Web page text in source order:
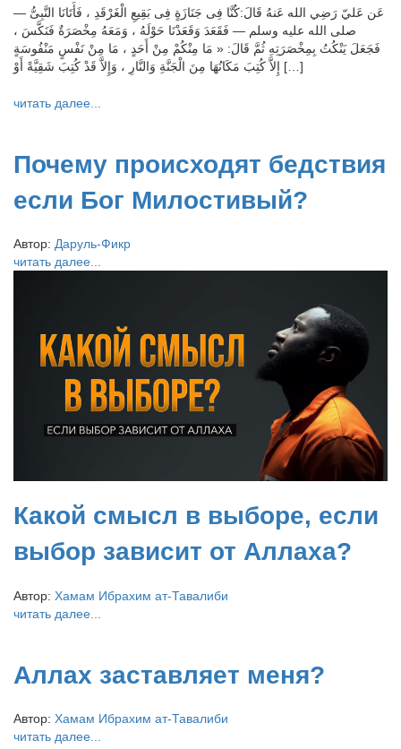
عَن عَليّ رَضِي الله عَنهُ قَالَ:كُنَّا فِى جَنَازَةٍ فِى بَقِيعِ الْغَرْقَدِ ، فَأَتَانَا النَّبِىُّ —
صلى الله عليه وسلم — فَقَعَدَ وَقَعَدْنَا حَوْلَهُ ، وَمَعَهُ مِخْصَرَةٌ فَنَكَّسَ ،
فَجَعَلَ يَنْكُتُ بِمِخْصَرَتِهِ ثُمَّ قَالَ: « مَا مِنْكُمْ مِنْ أَحَدٍ ، مَا مِنْ نَفْسٍ مَنْفُوسَةٍ
إِلاَّ كُتِبَ مَكَانُهَا مِنَ الْجَنَّةِ وَالنَّارِ ، وَإِلاَّ قَدْ كُتِبَ شَقِيَّةً أَوْ […]
читать далее...
Почему происходят бедствия
если Бог Милостивый?
Автор: Даруль-Фикр
читать далее...
Какой смысл в выборе, если
выбор зависит от Аллаха?
Автор: Хамам Ибрахим ат-Тавалиби
читать далее...
Аллах заставляет меня?
Автор: Хамам Ибрахим ат-Тавалиби
читать далее...